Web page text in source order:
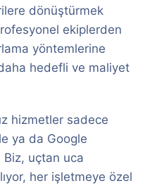
dönüştürmek
ekiplerden
yöntemlerine
hedefli ve maliyet
hizmetler sadece
ya da Google
Biz, uçtan uca
her işletmeye özel